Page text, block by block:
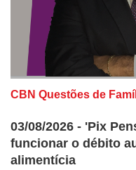
CBN Questões de
03/08/2026 - 'Pix
funcionar o débito
alimentícia